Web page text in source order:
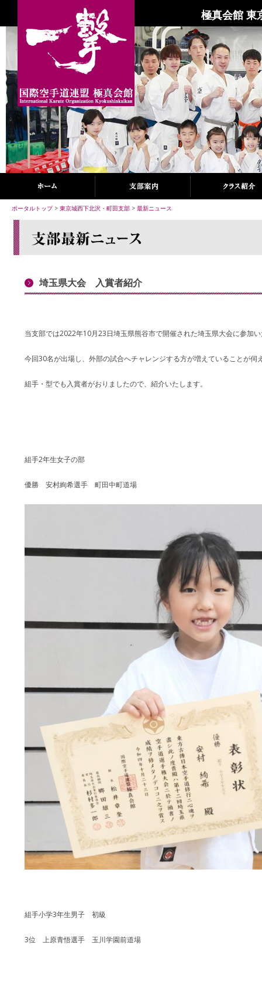
極真会館 東
ポータルトップ> 東京城西下北沢・町田支部 > 最新ニュース
埼玉県大会 入賞者紹介
当支部では2022年10月23日埼玉県熊谷市で開催された埼玉県大会に参加
今回30名が出場し、外部の試合へチャレンジする方が増えていることが伺
組手・型でも入賞者がおりましたので、紹介いたします。
組手2年生女子の部
優勝 安村絢希選手 町田中町道場
組手小学3年生男子 初級
3位 上原青悟選手 玉川学園前道場